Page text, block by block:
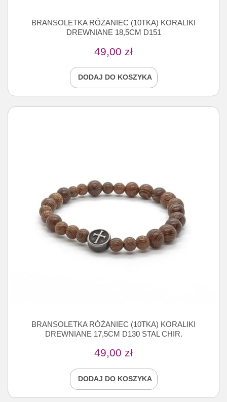
BRANSOLETKA RÓŻANIEC (10TKA) KORALIKI
DREWNIANE 18,5CM D151
49,00 zł
DODAJ DO KOSZYKA
BRANSOLETKA RÓŻANIEC (10TKA) KORALIKI
DREWNIANE 17,5CM D130 STAL CHIR.
49,00 zł
DODAJ DO KOSZYKA